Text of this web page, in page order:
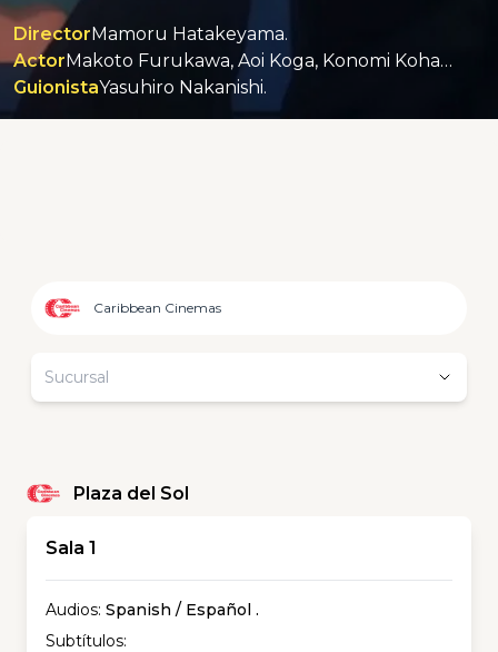
DirectorMamoru Hatakeyama.
Actor
Makoto Furukawa, Aoi Koga, Konomi Kohara, Ryota Suzuki, Miyu Tomita, Yumiri Hanamori.
GuionistaYasuhiro Nakanishi.
Caribbean Cinemas
Sucursal
Plaza del Sol
Sala 1
Audios: Spanish / Español .
Subtítulos: